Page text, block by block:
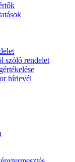
szóló rendelet
hírlevél